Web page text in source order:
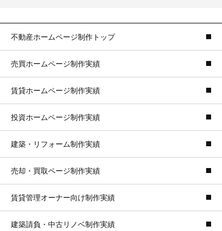
不動産ホームページ制作トップ
売買ホームページ制作実績
賃貸ホームページ制作実績
投資ホームページ制作実績
建築・リフォーム制作実績
売却・買取ページ制作実績
賃貸管理オーナー向け制作実績
建築請負・中古リノベ制作実績